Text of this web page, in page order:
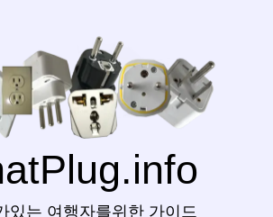
있는 여행자를위한 가이드